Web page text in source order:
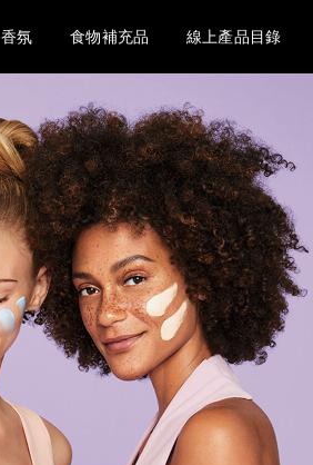
香氛 食物補充品 線上產品目錄